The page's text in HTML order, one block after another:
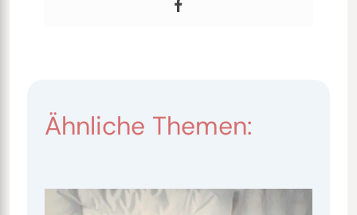
Ähnliche Themen: